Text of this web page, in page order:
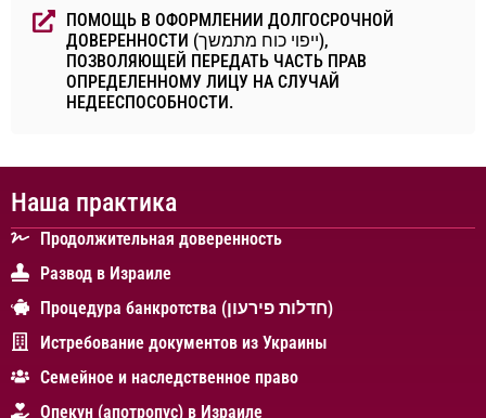
ПОМОЩЬ В ОФОРМЛЕНИИ ДОЛГОСРОЧНОЙ
ДОВЕРЕННОСТИ (ייפוי כוח מתמשך),
ПОЗВОЛЯЮЩЕЙ ПЕРЕДАТЬ ЧАСТЬ ПРАВ
ОПРЕДЕЛЕННОМУ ЛИЦУ НА СЛУЧАЙ
НЕДЕЕСПОСОБНОСТИ.
Наша практика
Продолжительная доверенность
Развод в Израиле
Процедура банкротства (חדלות פירעון)
Истребование документов из Украины
Cемейное и наследственное право
Опекун (апотропус) в Израиле